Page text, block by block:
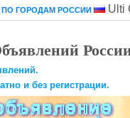
ГОРОДАМ РОССИИ Ulti
и без регистрации.